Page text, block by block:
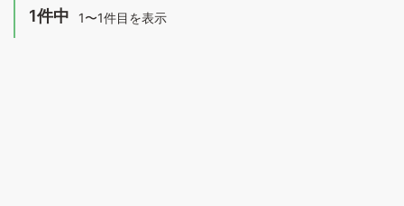
1件中 1〜1件目を表示